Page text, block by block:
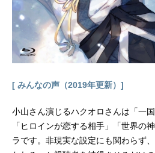
[ みんなの声（2019年更新）]
小山さん演じるハクオロさんは「一
「ヒロインが恋する相手」「世界の
ラです。非現実な設定にも関わらず